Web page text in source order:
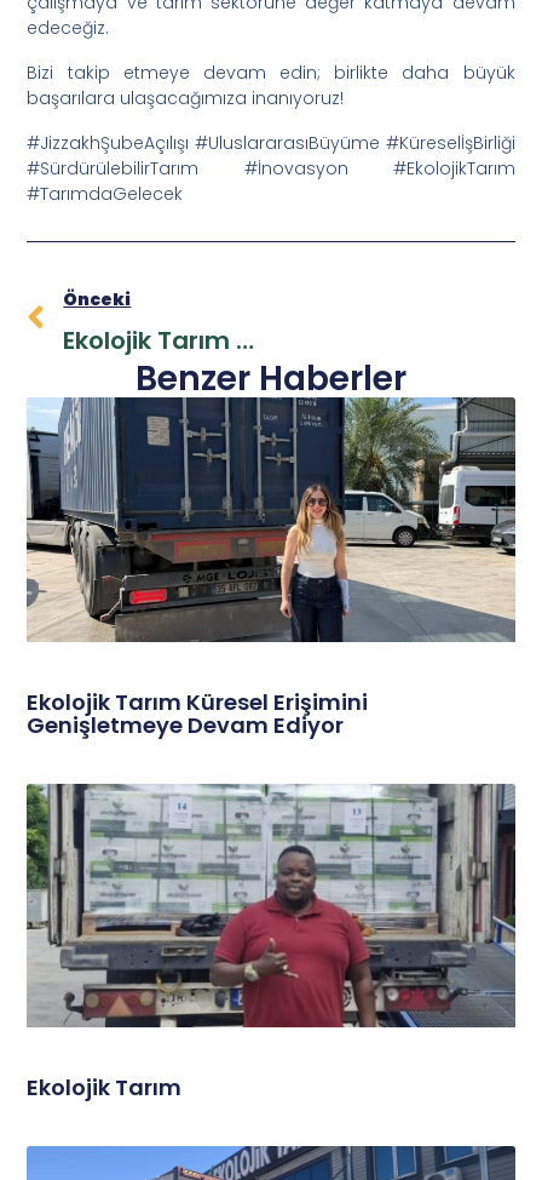
edeceğiz.
Bizi takip etmeye devam edin; birlikte daha büyük
başarılara ulaşacağımıza inanıyoruz!
#JizzakhŞubeAçılışı #UluslararasıBüyüme #KüreselİşBirliği
#SürdürülebilirTarım #İnovasyon #EkolojikTarım
#TarımdaGelecek
Önceki
Ekolojik Tarım Ailesi Büyüyor: Yeni Bayimizin Açılışını Büyük Bir Coşkuyla Gerçekleştirdik
Benzer Haberler
Ekolojik Tarım Küresel Erişimini
Genişletmeye Devam Ediyor
Ekolojik Tarım